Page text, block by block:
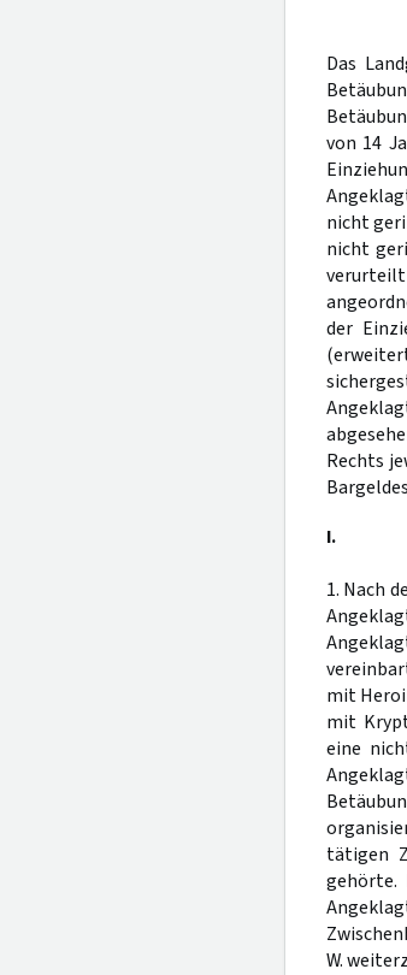
Das
von 14
nicht
nicht
verurteilt
der
Rechts
I.
1. Nach
mit
mit
eine
tätigen
gehörte.
W.